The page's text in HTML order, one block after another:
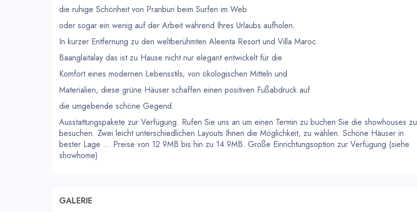
die ruhige Schönheit von Pranburi beim Surfen im Web
oder sogar ein wenig auf der Arbeit während Ihres Urlaubs aufholen.
In kurzer Entfernung zu den weltberühmten Aleenta Resort und Villa Maroc.
Baanglaitalay das ist zu Hause nicht nur elegant entwickelt für die
Komfort eines modernen Lebensstils; von ökologischen Mitteln und
Materialien, diese grüne Häuser schaffen einen positiven Fußabdruck auf
die umgebende schöne Gegend.
Ausstattungspakete zur Verfügung. Rufen Sie uns an um einen Termin zu buchen Sie die showhouses zu
besuchen. Zwei leicht unterschiedlichen Layouts Ihnen die Möglichkeit, zu wählen. Schöne Häuser in
bester Lage ... Preise von 12.9MB bis hin zu 14.9MB. Große Einrichtungsoption zur Verfügung (siehe
showhome)
GALERIE